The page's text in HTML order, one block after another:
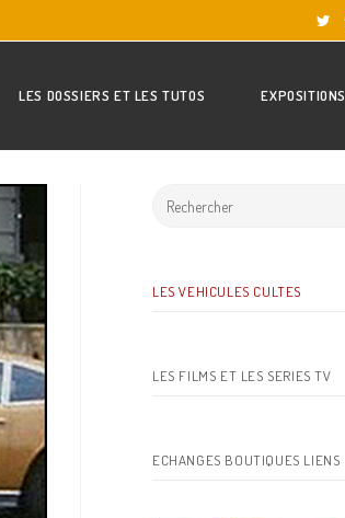
LES DOSSIERS ET LES TUTOS EXPOSITIONS
LES VEHICULES CULTES
LES FILMS ET LES SERIES TV
ECHANGES BOUTIQUES LIENS